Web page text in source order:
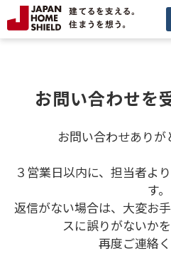
セミ
お役立ち
サービス利
お問い合わせを
お問い合わせありが
３営業日以内に、担当者よ
す。
返信がない場合は、大変お
スに誤りがないか
再度ご連絡く